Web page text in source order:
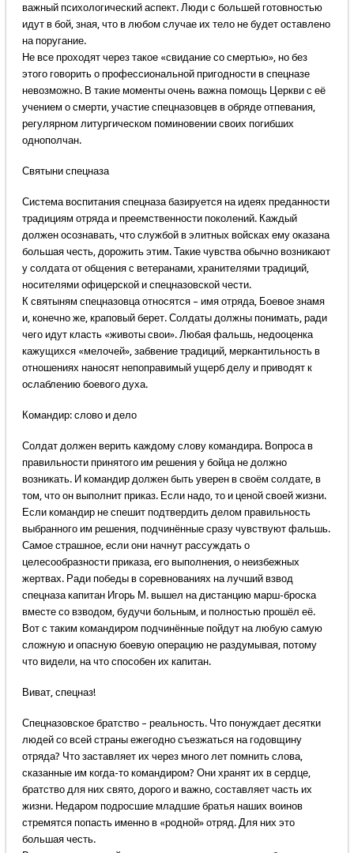
важный психологический аспект. Люди с большей готовностью
идут в бой, зная, что в любом случае их тело не будет оставлено
на поругание.
Не все проходят через такое «свидание со смертью», но без
этого говорить о профессиональной пригодности в спецназе
невозможно. В такие моменты очень важна помощь Церкви с её
учением о смерти, участие спецназовцев в обряде отпевания,
регулярном литургическом поминовении своих погибших
однополчан.
Святыни спецназа
Система воспитания спецназа базируется на идеях преданности
традициям отряда и преемственности поколений. Каждый
должен осознавать, что службой в элитных войсках ему оказана
большая честь, дорожить этим. Такие чувства обычно возникают
у солдата от общения с ветеранами, хранителями традиций,
носителями офицерской и спецназовской чести.
К святыням спецназовца относятся – имя отряда, Боевое знамя
и, конечно же, краповый берет. Солдаты должны понимать, ради
чего идут класть «животы свои». Любая фальшь, недооценка
кажущихся «мелочей», забвение традиций, меркантильность в
отношениях наносят непоправимый ущерб делу и приводят к
ослаблению боевого духа.
Командир: слово и дело
Солдат должен верить каждому слову командира. Вопроса в
правильности принятого им решения у бойца не должно
возникать. И командир должен быть уверен в своём солдате, в
том, что он выполнит приказ. Если надо, то и ценой своей жизни.
Если командир не спешит подтвердить делом правильность
выбранного им решения, подчинённые сразу чувствуют фальшь.
Самое страшное, если они начнут рассуждать о
целесообразности приказа, его выполнения, о неизбежных
жертвах. Ради победы в соревнованиях на лучший взвод
спецназа капитан Игорь М. вышел на дистанцию марш-броска
вместе со взводом, будучи больным, и полностью прошёл её.
Вот с таким командиром подчинённые пойдут на любую самую
сложную и опасную боевую операцию не раздумывая, потому
что видели, на что способен их капитан.
Виват, спецназ!
Спецназовское братство – реальность. Что понуждает десятки
людей со всей страны ежегодно съезжаться на годовщину
отряда? Что заставляет их через много лет помнить слова,
сказанные им когда-то командиром? Они хранят их в сердце,
братство для них свято, дорого и важно, составляет часть их
жизни. Недаром подросшие младшие братья наших воинов
стремятся попасть именно в «родной» отряд. Для них это
большая честь.